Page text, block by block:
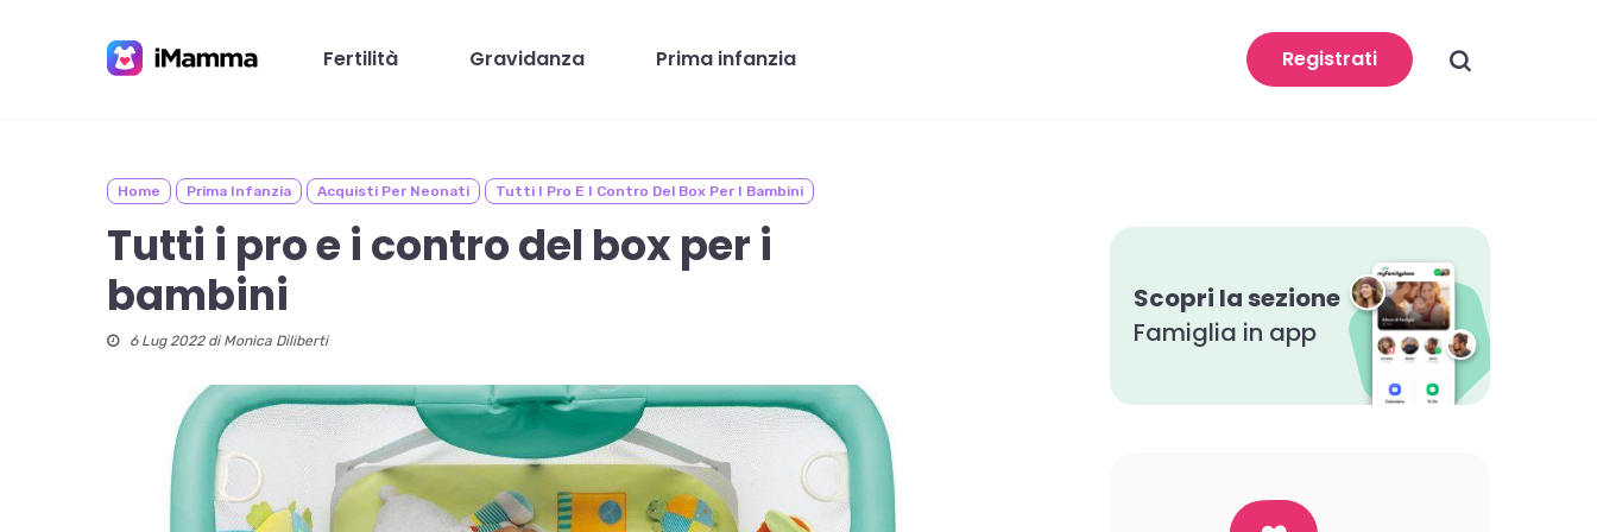
Premi invio per cercare o ESC per chiudere
Fertilità Gravidanza Prima infanzia Registrati search
Home Prima Infanzia Acquisti Per Neonati Tutti I Pro E I Contro Del Box Per I Bambini
Tutti i pro e i contro del box per i
bambini
6 Lug 2022 di Monica Diliberti
Scopri la sezione
Famiglia in app